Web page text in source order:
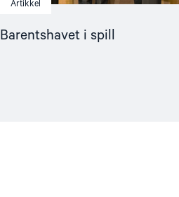
Artikkel
Barentshavet i spill